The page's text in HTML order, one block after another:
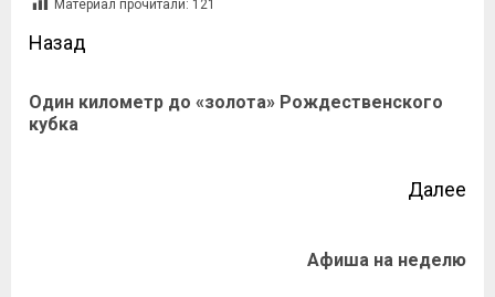
Материал прочитали: 121
Назад
Один километр до «золота» Рождественского
кубка
Далее
Афиша на неделю